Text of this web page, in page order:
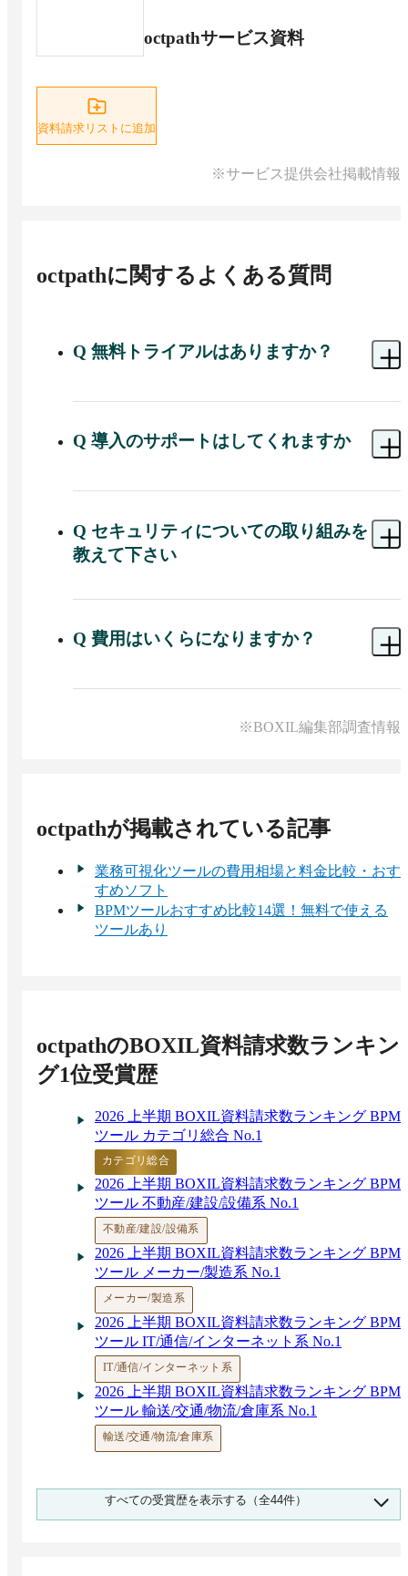
octpathサービス資料
資料請求リストに追加
※サービス提供会社掲載情報
octpathに関するよくある質問
Q 無料トライアルはありますか？
A はい。15日間の無料トライアルですべての機能
ないので安心してお試しいただけます。
Q 導入のサポートはしてくれますか
A サービスのデモンストレーションやレクチャー
実施させていただいております。
Q セキュリティについての取り組みを
教えて下さい
A 安心してサービスをご利用いただくために通信
対策を行っています。
Q 費用はいくらになりますか？
A ご利用人数に応じて、4つの料金プランをご用意
ミニマムプランで4万5千円/月でご用意しておりま
※BOXIL編集部調査情報
octpathが掲載されている記事
業務可視化ツールの費用相場と料金比較・おす
すめソフト
BPMツールおすすめ比較14選！無料で使える
ツールあり
octpathのBOXIL資料請求数ランキン
グ1位受賞歴
2026 上半期 BOXIL資料請求数ランキング BPM
ツール カテゴリ総合 No.1
カテゴリ総合
2026 上半期 BOXIL資料請求数ランキング BPM
ツール 不動産/建設/設備系 No.1
不動産/建設/設備系
2026 上半期 BOXIL資料請求数ランキング BPM
ツール メーカー/製造系 No.1
メーカー/製造系
2026 上半期 BOXIL資料請求数ランキング BPM
ツール IT/通信/インターネット系 No.1
IT/通信/インターネット系
2026 上半期 BOXIL資料請求数ランキング BPM
ツール 輸送/交通/物流/倉庫系 No.1
輸送/交通/物流/倉庫系
2026 上半期 BOXIL資料請求数ランキング BPM
ツール 小売/流通/商社系 No.1
すべての受賞歴を表示する（全44件）